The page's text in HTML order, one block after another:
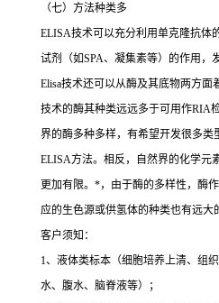
（七）方法种类多
ELISA技术可以充分利用单克隆抗体
试剂（如SPA、凝集素等）的作用，
Elisa技术还可以从酶及其底物两方面
技术的酶其种类远远多于可用作RIA
界的酶多种多样，有希望开发很多类
ELISA方法。相反，自然界的化学元
更加有限。 *，由于酶的多样性，酶
应的生色源或供氢体的种类也有远大
客户须知：
1、液体类标本（细胞培养上清、组
水、腹水、脑脊液等）；